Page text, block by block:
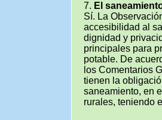
7. El
Sí. La
accesibilidad al
dignidad y
principales para
potable. De
los Comentarios
tienen la
saneamiento, en
rurales, teniendo